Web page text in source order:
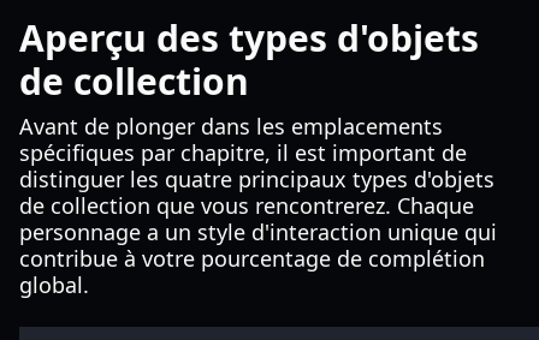
Aperçu des types d'objets
de collection
Avant de plonger dans les emplacements
spécifiques par chapitre, il est important de
distinguer les quatre principaux types d'objets
de collection que vous rencontrerez. Chaque
personnage a un style d'interaction unique qui
contribue à votre pourcentage de complétion
global.